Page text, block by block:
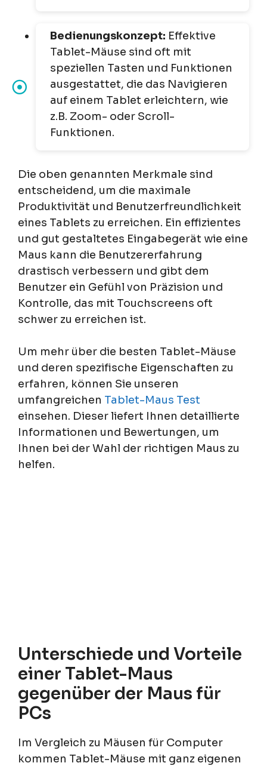
Bedienungskonzept: Effektive
Tablet-Mäuse sind oft mit
speziellen Tasten und Funktionen
ausgestattet, die das Navigieren
auf einem Tablet erleichtern, wie
z.B. Zoom- oder Scroll-
Funktionen.
Die oben genannten Merkmale sind
entscheidend, um die maximale
Produktivität und Benutzerfreundlichkeit
eines Tablets zu erreichen. Ein effizientes
und gut gestaltetes Eingabegerät wie eine
Maus kann die Benutzererfahrung
drastisch verbessern und gibt dem
Benutzer ein Gefühl von Präzision und
Kontrolle, das mit Touchscreens oft
schwer zu erreichen ist.
Um mehr über die besten Tablet-Mäuse
und deren spezifische Eigenschaften zu
erfahren, können Sie unseren
umfangreichen Tablet-Maus Test
einsehen. Dieser liefert Ihnen detaillierte
Informationen und Bewertungen, um
Ihnen bei der Wahl der richtigen Maus zu
helfen.
Unterschiede und Vorteile
einer Tablet-Maus
gegenüber der Maus für
PCs
Im Vergleich zu Mäusen für Computer
kommen Tablet-Mäuse mit ganz eigenen